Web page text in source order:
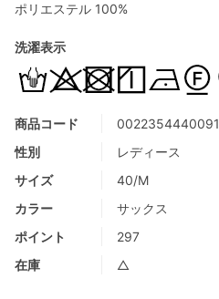
商品コード
0022354440091
性別
レディース
サイズ
40/M
カラー
サックス
ポイント
297
在庫
△
ポリエステル 100%
洗濯表示